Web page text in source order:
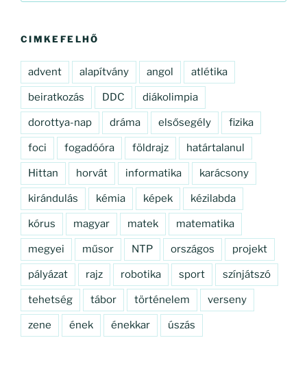
CIMKEFELHŐ
advent alapítvány angol atlétika
beiratkozás DDC diákolimpia
dorottya-nap dráma elsősegély fizika
foci fogadóóra földrajz határtalanul
Hittan horvát informatika karácsony
kirándulás kémia képek kézilabda
kórus magyar matek matematika
megyei műsor NTP országos projekt
pályázat rajz robotika sport színjátszó
tehetség tábor történelem verseny
zene ének énekkar úszás